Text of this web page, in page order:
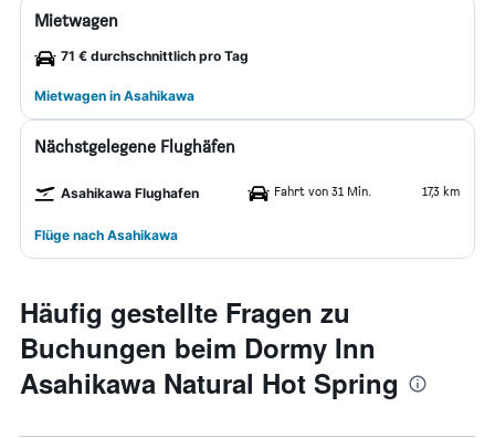
Mietwagen
71 € durchschnittlich pro Tag
Mietwagen in Asahikawa
Nächstgelegene Flughäfen
Asahikawa Flughafen Fahrt von 31 Min. 17,3 km
Flüge nach Asahikawa
Häufig gestellte Fragen zu
Buchungen beim Dormy Inn
Asahikawa Natural Hot Spring